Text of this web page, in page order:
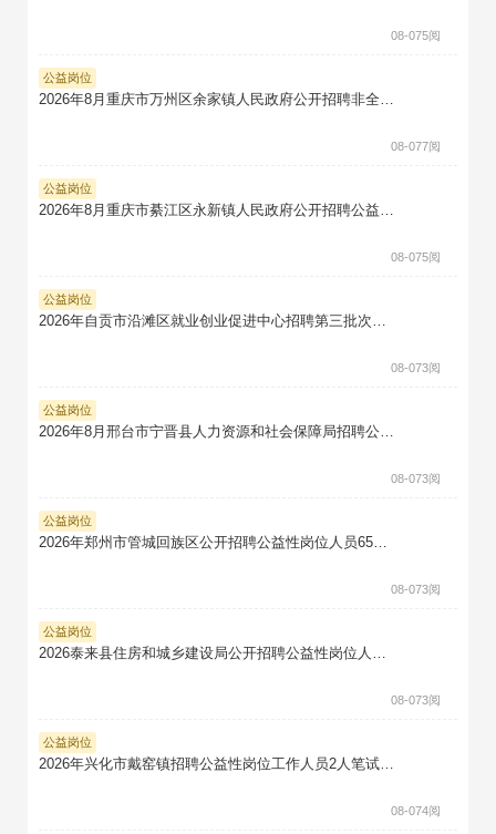
5阅
08-07
公益岗位
7阅
08-07
公益岗位
5阅
08-07
公益岗位
3阅
08-07
公益岗位
3阅
08-07
公益岗位
3阅
08-07
公益岗位
3阅
08-07
公益岗位
4阅
08-07